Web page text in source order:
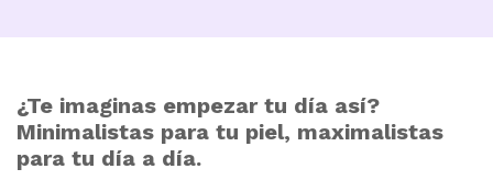
¿Te imaginas empezar tu día así?
Minimalistas para tu piel, maximalistas
para tu día a día.